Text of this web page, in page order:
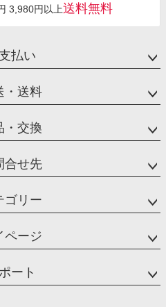
3,980円以上送料無料
払い
・送料
・交換
合せ先
ゴリー
ページ
ート